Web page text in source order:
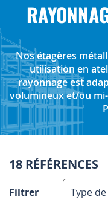
Nos étagères
utilisation en
rayonnage est
volumineux et/ou
18 RÉFÉRENCES
Filtrer
Type